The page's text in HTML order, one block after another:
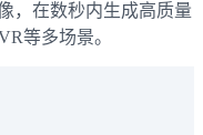
，在数秒内生成高质量
等多场景。